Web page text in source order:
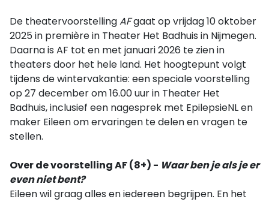
De theatervoorstellingAFgaat op vrijdag 10 oktober
2025 in première in Theater Het Badhuis in Nijmegen.
Daarna is AF tot en met januari 2026 te zien in
theaters door het hele land. Het hoogtepunt volgt
tijdens de wintervakantie: een speciale voorstelling
op 27 december om 16.00 uur in Theater Het
Badhuis, inclusief een nagesprek met EpilepsieNL en
maker Eileen om ervaringen te delen en vragen te
stellen.
Over de voorstelling AF (8+) - Waar ben je als je er
even niet bent?
Eileen wil graag alles en iedereen begrijpen. En het